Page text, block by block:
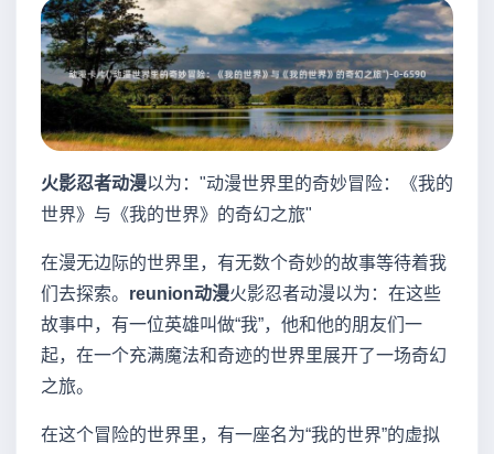
火影忍者动漫以为："动漫世界里的奇妙冒险：《我的
世界》与《我的世界》的奇幻之旅"
在漫无边际的世界里，有无数个奇妙的故事等待着我
们去探索。 reunion动漫火影忍者动漫以为：在这些
故事中，有一位英雄叫做“我”，他和他的朋友们一
起，在一个充满魔法和奇迹的世界里展开了一场奇幻
之旅。
在这个冒险的世界里，有一座名为“我的世界”的虚拟